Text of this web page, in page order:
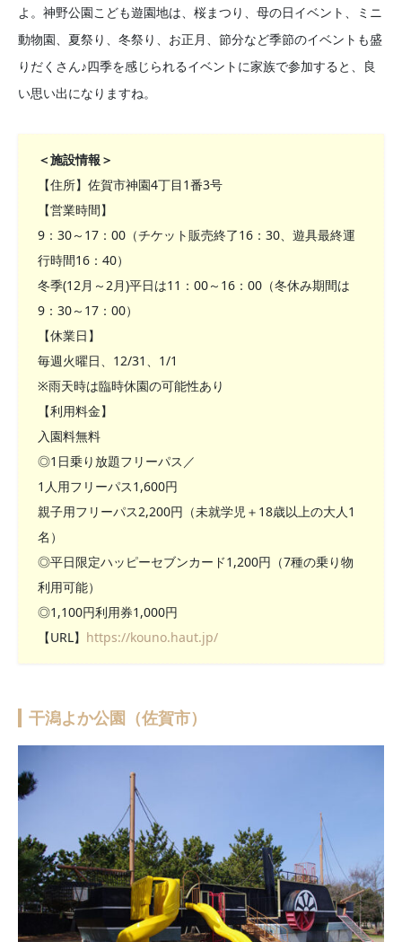
よ。神野公園こども遊園地は、桜まつり、母の日イベント、ミニ
動物園、夏祭り、冬祭り、お正月、節分など季節のイベントも盛
りだくさん♪四季を感じられるイベントに家族で参加すると、良
い思い出になりますね。
＜施設情報＞
【住所】佐賀市神園4丁目1番3号
【営業時間】
9：30～17：00（チケット販売終了16：30、遊具最終運
行時間16：40）
冬季(12月～2月)平日は11：00～16：00（冬休み期間は
9：30～17：00）
【休業日】
毎週火曜日、12/31、1/1
※雨天時は臨時休園の可能性あり
【利用料金】
入園料無料
◎1日乗り放題フリーパス／
1人用フリーパス1,600円
親子用フリーパス2,200円（未就学児＋18歳以上の大人1
名）
◎平日限定ハッピーセブンカード1,200円（7種の乗り物
利用可能）
◎1,100円利用券1,000円
【URL】 https://kouno.haut.jp/
干潟よか公園（佐賀市）